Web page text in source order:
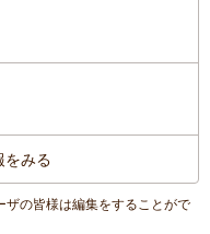
をみる
ザの皆様は編集をすることがで